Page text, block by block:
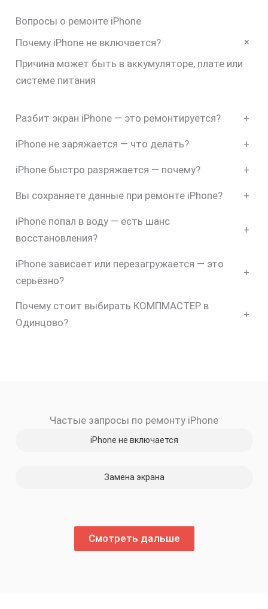
Вопросы о ремонте iPhone
Почему iPhone не включается?
+
Причина может быть в аккумуляторе, плате или
системе питания
Разбит экран iPhone — это ремонтируется? +
iPhone не заряжается — что делать? +
iPhone быстро разряжается — почему? +
Вы сохраняете данные при ремонте iPhone? +
iPhone попал в воду — есть шанс
восстановления?
+
iPhone зависает или перезагружается — это
серьёзно?
+
Почему стоит выбирать КОМПМАСТЕР в
Одинцово?
+
Частые запросы по ремонту iPhone
iPhone не включается
Замена экрана
Смотреть дальше
30%